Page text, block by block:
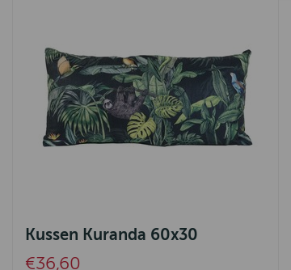
Kussen Kuranda 60x30
€36,60